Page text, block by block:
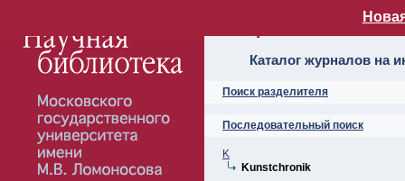
Алфавитный
Каталог журналов на
Поиск разделителя
Последовательный поиск
K
Kunstchronik